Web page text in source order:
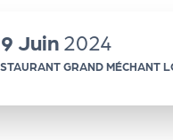
Juin 2024
GRAND MÉCHANT